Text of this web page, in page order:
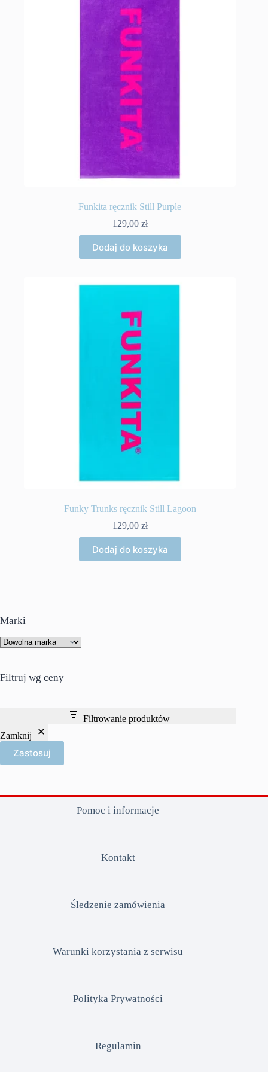
Funkita ręcznik Still Purple
129,00 zł
Dodaj do koszyka
Funky Trunks ręcznik Still Lagoon
129,00 zł
Dodaj do koszyka
Marki
Filtruj wg ceny
Filtrowanie produktów
Zamknij
Zastosuj
Pomoc i informacje
Kontakt
Śledzenie zamówienia
Warunki korzystania z serwisu
Polityka Prywatności
Regulamin